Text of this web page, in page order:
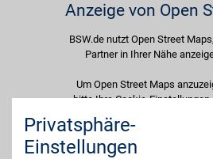
Anzeige von Open
BSW.de nutzt Open Street
Partner in Ihrer Nähe
Um Open Street Maps
bitte Ihre Cookie-Einstellungen
Sie "Externe Inhalte". Diese
jederzeit über die Cookie-
unteren Seitenbereich
Privatsphäre-
Einstellungen